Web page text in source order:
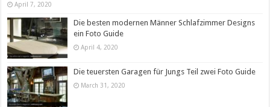
April 7, 2020
Die besten modernen Männer Schlafzimmer Designs
ein Foto Guide
April 4, 2020
Die teuersten Garagen für Jungs Teil zwei Foto Guide
March 31, 2020